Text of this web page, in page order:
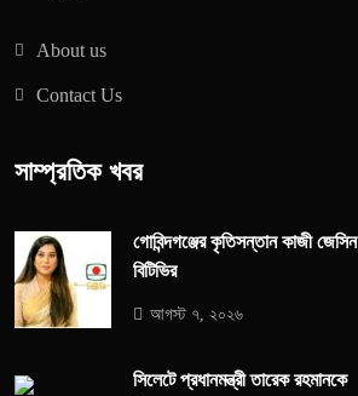
About us
Contact Us
সাম্প্রতিক খবর
গোবিন্দগঞ্জের কৃতিসন্তান কাজী জেসিন
বিটিভির
আগস্ট ৭, ২০২৬
সিলেটে প্রধানমন্ত্রী তারেক রহমানকে